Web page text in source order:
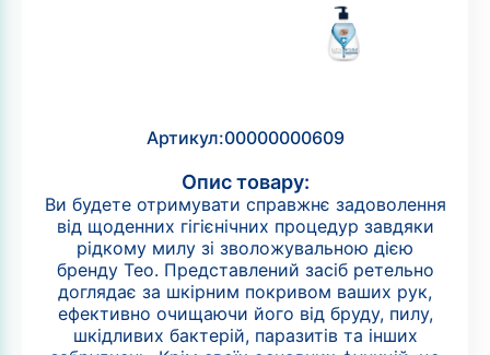
Артикул:00000000609
Опис товару:
Ви будете отримувати справжнє задоволення
від щоденних гігієнічних процедур завдяки
рідкому милу зі зволожувальною дією
бренду Teo. Представлений засіб ретельно
доглядає за шкірним покривом ваших рук,
ефективно очищаючи його від бруду, пилу,
шкідливих бактерій, паразитів та інших